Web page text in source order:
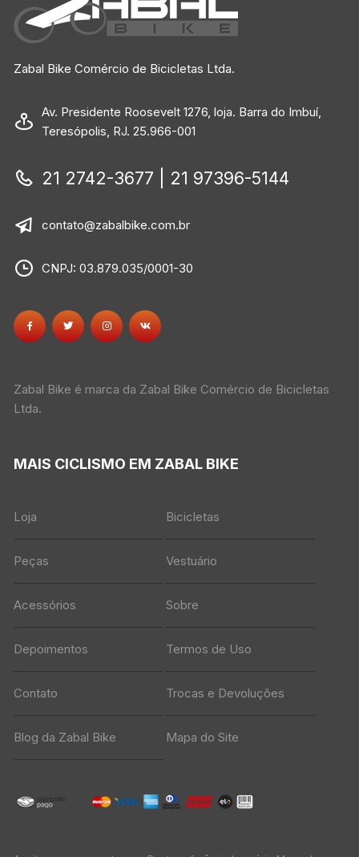
Zabal Bike Comércio de Bicicletas Ltda.
Av. Presidente Roosevelt 1276, loja. Barra do Imbuí,
Teresópolis, RJ. 25.966-001
21 2742-3677 | 21 97396-5144
contato@zabalbike.com.br
CNPJ: 03.879.035/0001-30
Zabal Bike é marca da Zabal Bike Comércio de Bicicletas
Ltda.
MAIS CICLISMO EM ZABAL BIKE
Loja Bicicletas
Peças Vestuário
Acessórios Sobre
Depoimentos Termos de Uso
Contato Trocas e Devoluções
Blog da Zabal Bike Mapa do Site